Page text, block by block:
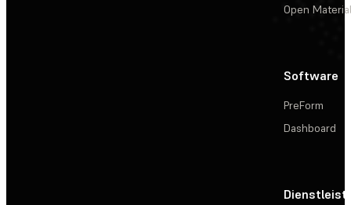
Open
Software
PreForm
Dashboard